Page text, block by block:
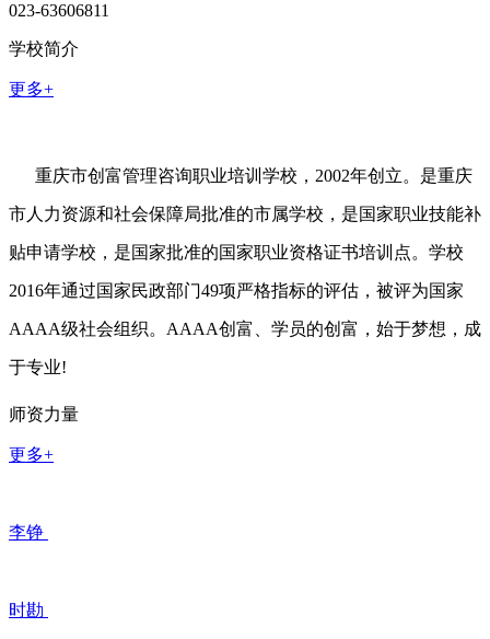
023-63606811
学校简介
更多+
重庆市创富管理咨询职业培训学校，2002年创立。是重庆
市人力资源和社会保障局批准的市属学校，是国家职业技能补
贴申请学校，是国家批准的国家职业资格证书培训点。学校
2016年通过国家民政部门49项严格指标的评估，被评为国家
AAAA级社会组织。AAAA创富、学员的创富，始于梦想，成
于专业!
师资力量
更多+
李铮
时勘